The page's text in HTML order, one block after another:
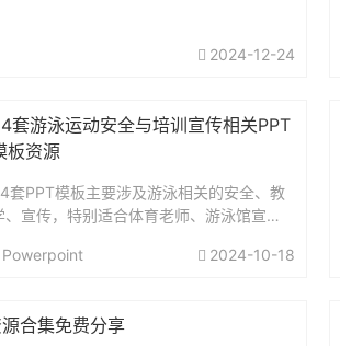
2024-12-24
套游泳运动安全与培训宣传相关PPT
板资源
套PPT模板主要涉及游泳相关的安全、教
、宣传，特别适合体育老师、游泳馆宣
Powerpoint
2024-10-18
合集免费分享